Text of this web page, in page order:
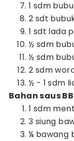
1 sdm
2 sdt
1 sdt lada
½ sdm
½ sdm
2 sdm
½ - 1 sdm
Bahan saus
1 sdm
3 siung
¼ bawang